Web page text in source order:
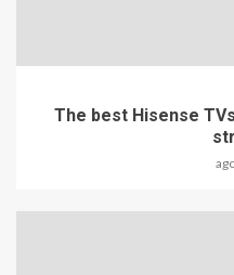
The best Hisense